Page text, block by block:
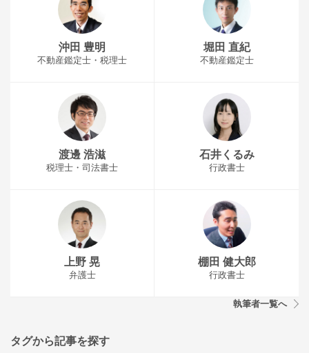
沖田 豊明
不動産鑑定士・税理士
堀田 直紀
不動産鑑定士
渡邊 浩滋
税理士・司法書士
石井くるみ
行政書士
上野 晃
弁護士
棚田 健大郎
行政書士
執筆者一覧へ
タグから記事を探す